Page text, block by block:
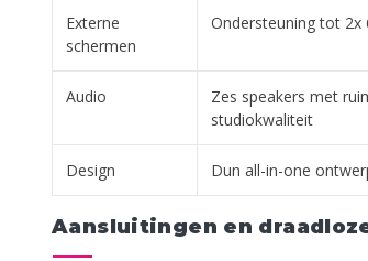
Externe
schermen
Ondersteuning tot 2x
Audio
Zes speakers met
studiokwaliteit
Design Dun all-in-one
Aansluitingen en